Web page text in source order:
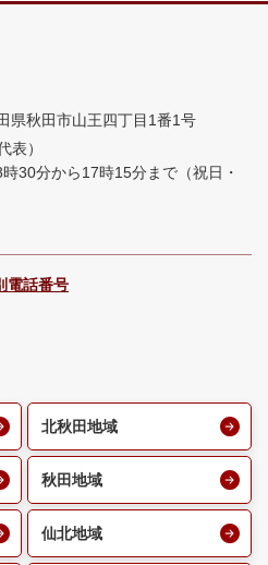
秋田市山王四丁目1番1号
表）
時30分から17時15分まで （祝日・
電話番号
北秋田地域
秋田地域
仙北地域